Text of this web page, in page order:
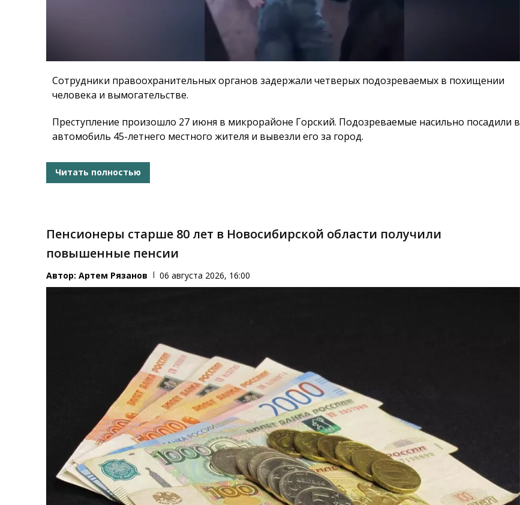
Сотрудники правоохранительных органов задержали четверых подозреваемых в похищении
человека и вымогательстве.
Преступление произошло 27 июня в микрорайоне Горский. Подозреваемые насильно посадили в
автомобиль 45-летнего местного жителя и вывезли его за город.
Читать полностью
Пенсионеры старше 80 лет в Новосибирской области получили
повышенные пенсии
Автор:Артем Рязанов 06 августа 2026, 16:00